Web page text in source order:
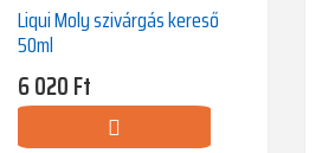
Liqui Moly szivárgás kereső
50ml
Ár
6 020 Ft